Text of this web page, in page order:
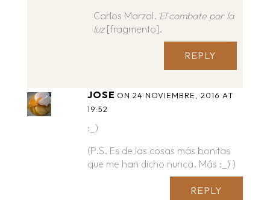
Carlos Marzal. El combate por la
luz[fragmento].
REPLY
JOSE ON 24 NOVIEMBRE, 2016 AT
19:52
:_)
(P.S. Es de las cosas más bonitas
que me han dicho nunca. Más :_) )
REPLY